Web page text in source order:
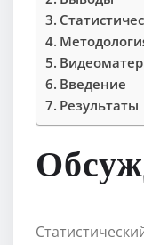
Введение
Результаты